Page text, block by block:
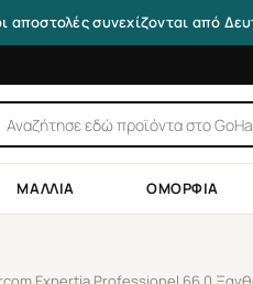
αποστολές συνεχίζονται από
ΜΑΛΛΙΆ ΟΜΟΡΦΙΆ